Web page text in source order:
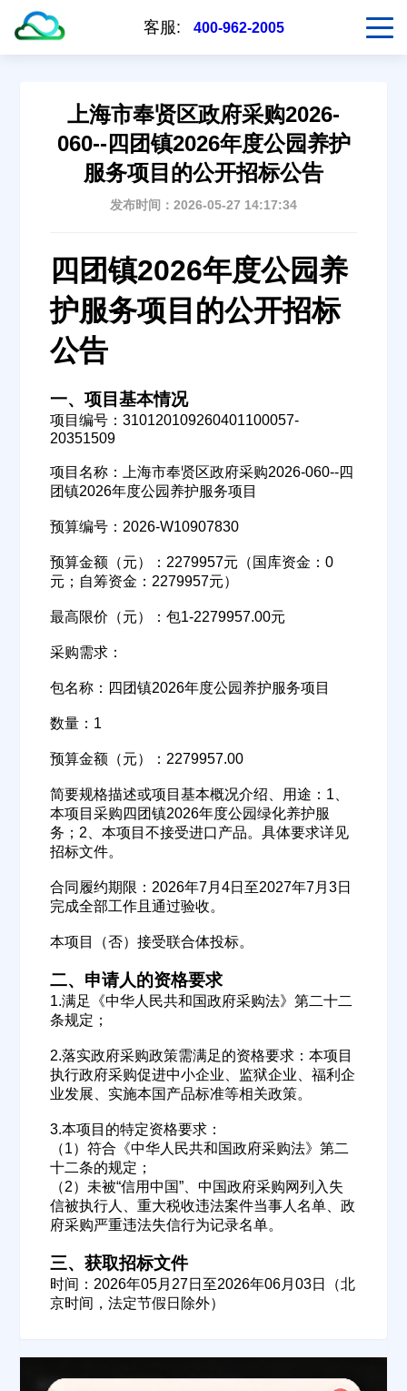
客服: 400-962-2005
上海市奉贤区政府采购2026-
060--四团镇2026年度公园养护
服务项目的公开招标公告
发布时间：2026-05-27 14:17:34
四团镇2026年度公园养
护服务项目的公开招标
公告
一、项目基本情况
项目编号：310120109260401100057-
20351509
项目名称：上海市奉贤区政府采购2026-060--四
团镇2026年度公园养护服务项目
预算编号：2026-W10907830
预算金额（元）：2279957元（国库资金：0
元；自筹资金：2279957元）
最高限价（元）：包1-2279957.00元
采购需求：
包名称：四团镇2026年度公园养护服务项目
数量：1
预算金额（元）：2279957.00
简要规格描述或项目基本概况介绍、用途：1、
本项目采购四团镇2026年度公园绿化养护服
务；2、本项目不接受进口产品。具体要求详见
招标文件。
合同履约期限：2026年7月4日至2027年7月3日
完成全部工作且通过验收。
本项目（否）接受联合体投标。
二、申请人的资格要求
1.满足《中华人民共和国政府采购法》第二十二
条规定；
2.落实政府采购政策需满足的资格要求：本项目
执行政府采购促进中小企业、监狱企业、福利企
业发展、实施本国产品标准等相关政策。
3.本项目的特定资格要求：
（1）符合《中华人民共和国政府采购法》第二
十二条的规定；
（2）未被“信用中国”、中国政府采购网列入失
信被执行人、重大税收违法案件当事人名单、政
府采购严重违法失信行为记录名单。
三、获取招标文件
时间：2026年05月27日至2026年06月03日（北
京时间，法定节假日除外）
欢迎入驻供应商 ဆ
公司名称
公司所在地
请选择省市
经办人
联系方式